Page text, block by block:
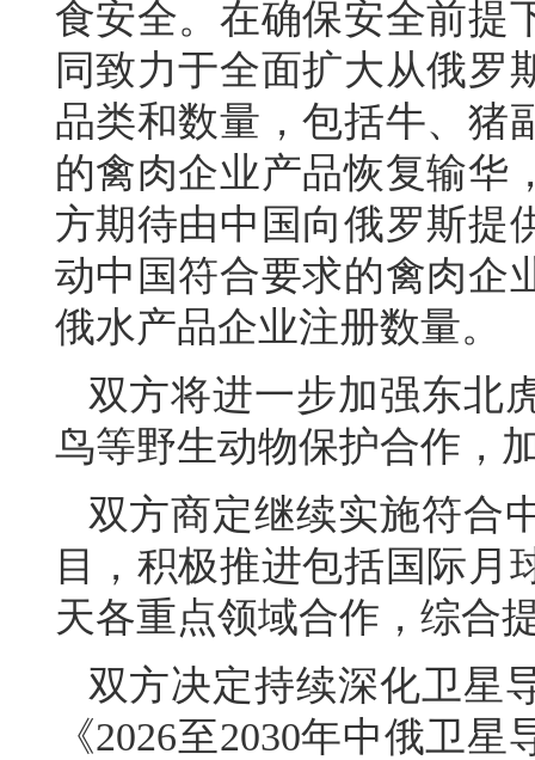
食安全。在确保安全前提
同致力于全面扩大从俄罗
品类和数量，包括牛、猪
的禽肉企业产品恢复输华
方期待由中国向俄罗斯提
动中国符合要求的禽肉企
俄水产品企业注册数量。
双方将进一步加强东北
鸟等野生动物保护合作，
双方商定继续实施符合
目，积极推进包括国际月
天各重点领域合作，综合
双方决定持续深化卫星
《2026至2030年中俄卫